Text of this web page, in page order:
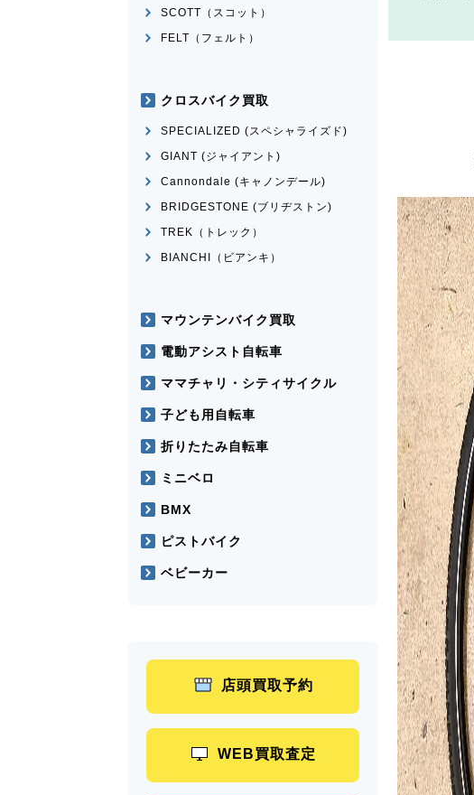
SCOTT（スコット）
FELT（フェルト）
クロスバイク買取
SPECIALIZED (スペシャライズド)
GIANT (ジャイアント)
Cannondale (キャノンデール)
BRIDGESTONE (ブリヂストン)
TREK（トレック）
BIANCHI（ビアンキ）
マウンテンバイク買取
電動アシスト自転車
ママチャリ・シティサイクル
子ども用自転車
折りたたみ自転車
ミニベロ
BMX
ピストバイク
ベビーカー
店頭買取予約
WEB買取査定